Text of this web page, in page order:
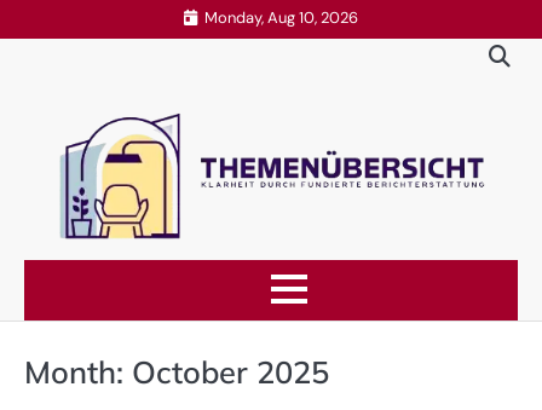
to
Monday, Aug 10, 2026
Month: October 2025